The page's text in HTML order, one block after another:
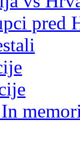
pred